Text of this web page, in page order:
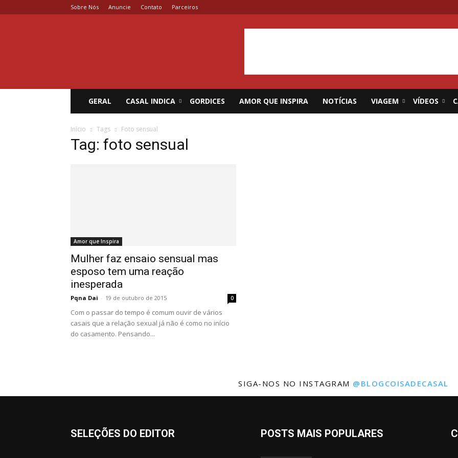
Sobre Nós Anuncie Contato Parceiros
GERAL CASAL INDICA GORDICES AMOR QUE INSPIRA NOTÍCIAS VIAGEM VÍDEOS
Início Tags Foto sensual
Tag: foto sensual
Amor que Inspira
Mulher faz ensaio sensual mas
esposo tem uma reação
inesperada
Pqna Dai - 19 de outubro de 2015 0
Com o passar do tempo é comum ouvir de vários
casais que a relação sexual já não é como no início
do casamento. Pensando...
SIGA-NOS NO INSTAGRAM @BLOGCOISADECASAL
SELEÇÕES DO EDITOR POSTS MAIS POPULARES